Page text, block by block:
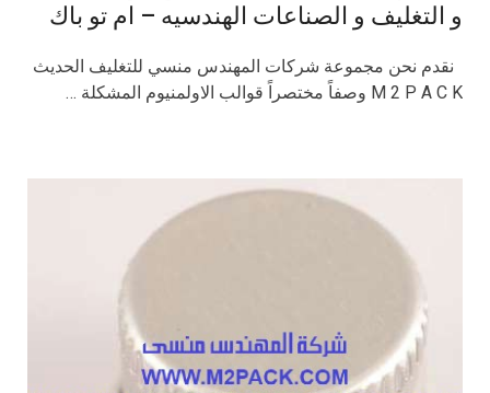
و التغليف و الصناعات الهندسيه – ام تو باك
نقدم نحن مجموعة شركات المهندس منسي للتغليف الحديث
M 2 P A C K وصفاً مختصراً قوالب الاولمنيوم المشكلة …